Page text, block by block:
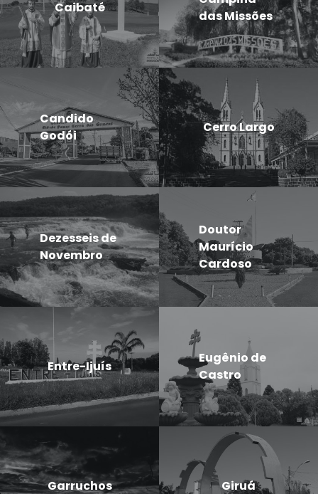
Caibaté
das Missões
Candido
Godói
Cerro Largo
Dezesseis de
Novembro
Doutor
Maurício
Cardoso
Entre-Ijuís
Eugênio de
Castro
Garruchos Giruá